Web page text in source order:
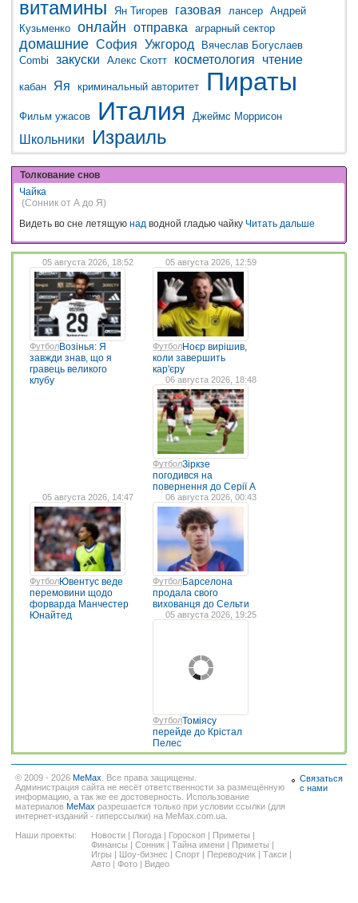
витамины Ян Тигорев газовая лансер Андрей
Кузьменко онлайн отправка аграрный сектор
домашние София Ужгород
Вячеслав Богуслаев
Combi
закуски Алекс Скотт косметология чтение
кабан Яя криминальный авторитет Пираты
Фильм ужасов Италия Джеймс Моррисон
Школьники Израиль
Толкование снов
Чайка
(Сонник от А до Я)
Видеть во сне летящую над водной гладью чайку Читать дальше
05 августа 2026, 18:52
ФутболВозінья: Я
завжди знав, що я
гравець великого
клубу
05 августа 2026, 12:59
ФутболНоєр вирішив,
коли завершить
кар'єру
06 августа 2026, 18:48
ФутболЗіркзе
погодився на
повернення до Серії А
05 августа 2026, 14:47
ФутболЮвентус веде
перемовини щодо
форварда Манчестер
Юнайтед
06 августа 2026, 00:43
ФутболБарселона
продала свого
вихованця до Сельти
05 августа 2026, 19:25
ФутболТоміясу
перейде до Крістал
Пелес
© 2009 - 2026 MeMax. Все права защищены.
Администрация сайта не несёт ответственности за размещённую
информацию, а так же ее достоверность. Использование
материалов MeMax разрешается только при условии ссылки (для
интернет-изданий - гиперссылки) на MeMax.com.ua.
Наши проекты:
Новости Погода Гороскоп Приметы
Финансы
Сонник Тайна имени Приметы
Игры
Шоу-бизнес Спорт Переводчик Такси
Авто
Фото Видео
Связаться
с нами